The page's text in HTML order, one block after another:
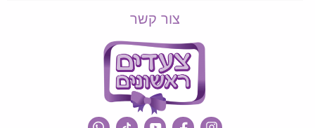
צור קשר